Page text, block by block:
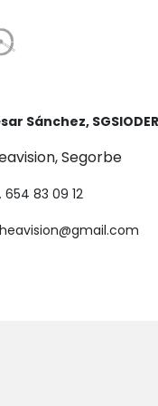
Sánchez,
Segorbe
654 83 09 12